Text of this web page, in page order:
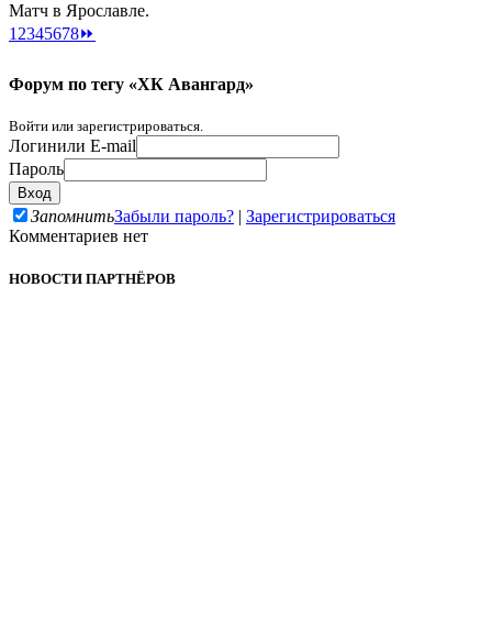
Матч в Ярославле.
1 2345678⏩
Форум по тегу «ХК Авангард»
Войти или зарегистрироваться.
Логинили E-mail
Пароль
ЗапомнитьЗабыли пароль? | Зарегистрироваться
Комментариев нет
НОВОСТИ ПАРТНЁРОВ